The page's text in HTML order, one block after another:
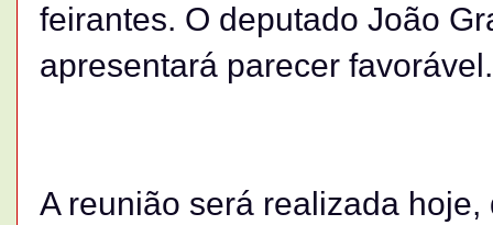
feirantes. O deputado João
apresentará parecer favorável.
A reunião será realizada